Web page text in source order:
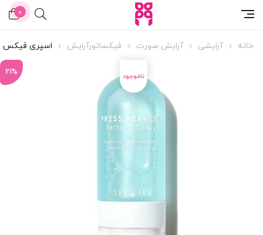
0
خانه آرایشی آرایش صورت فیکساتورآرایش اسپری فیکس
21%